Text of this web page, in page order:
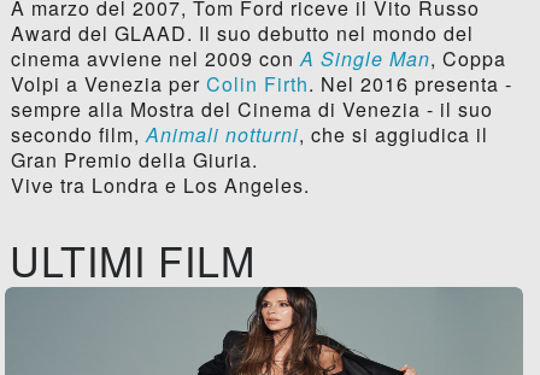
A marzo del 2007, Tom Ford riceve il Vito Russo
Award del GLAAD. Il suo debutto nel mondo del
cinema avviene nel 2009 conA Single Man, Coppa
Volpi a Venezia per Colin Firth. Nel 2016 presenta -
sempre alla Mostra del Cinema di Venezia - il suo
secondo film,Animali notturni, che si aggiudica il
Gran Premio della Giuria.
Vive tra Londra e Los Angeles.
ULTIMI FILM